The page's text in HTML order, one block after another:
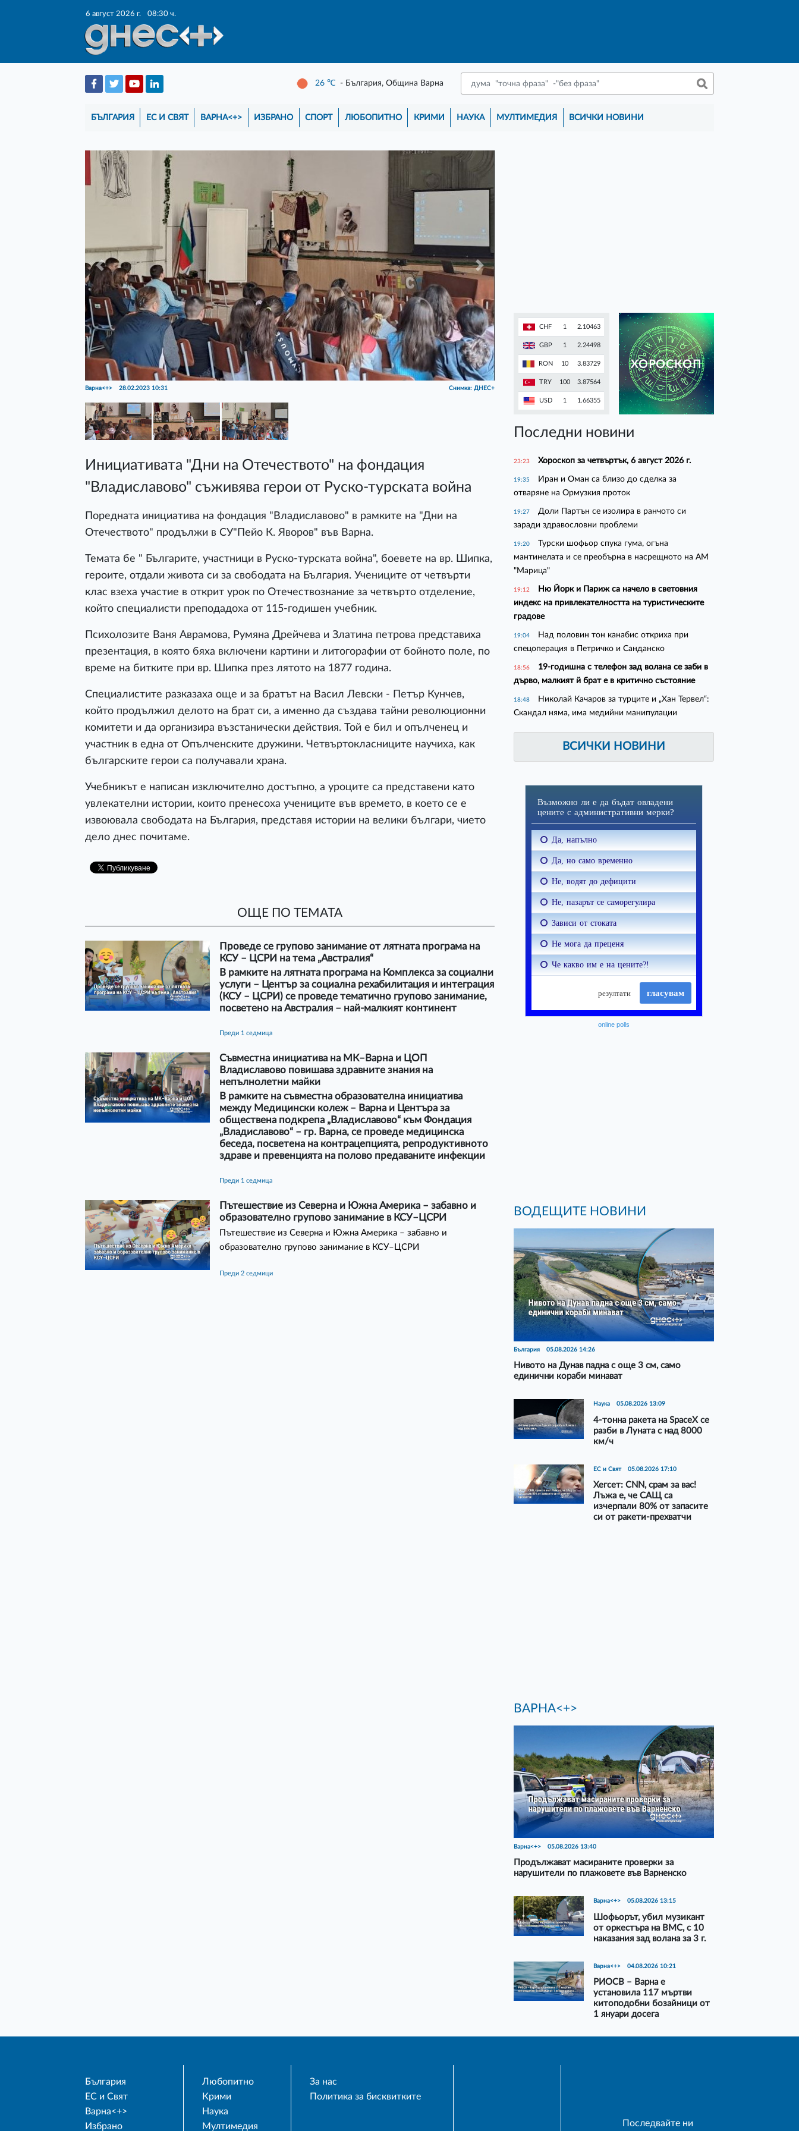
6 август 2026 г. 08:30 ч.
26 ℃ - България, Община Варна
БЪЛГАРИЯ ЕС И СВЯТ ВАРНА<+> ИЗБРАНО СПОРТ ЛЮБОПИТНО КРИМИ НАУКА МУЛТИМЕДИЯ ВСИЧКИ НОВИНИ
Previous Next
Варна<+> 28.02.2023 10:31 Снимка: ДНЕС+
Инициативата "Дни на Отечеството" на фондация
"Владиславово" съживява герои от Руско-турската война
Поредната инициатива на фондация "Владиславово" в рамките на "Дни на
Отечеството" продължи в СУ"Пейо К. Яворов" във Варна.
Темата бе " Българите, участници в Руско-турската война", боевете на вр. Шипка,
героите, отдали живота си за свободата на България. Учениците от четвърти
клас взеха участие в открит урок по Отечествознание за четвърто отделение,
който специалисти преподадоха от 115-годишен учебник.
Психолозите Ваня Аврамова, Румяна Дрейчева и Златина петрова представиха
презентация, в която бяха включени картини и литогорафии от бойното поле, по
време на битките при вр. Шипка през лятото на 1877 година.
Специалистите разказаха още и за братът на Васил Левски - Петър Кунчев,
който продължил делото на брат си, а именно да създава тайни революционни
комитети и да организира възстанически действия. Той е бил и опълченец и
участник в една от Опълченските дружини. Четвъртокласниците научиха, как
българските герои са получавали храна.
Учебникът е написан изключително достъпно, а уроците са представени като
увлекателни истории, които пренесоха учениците във времето, в което се е
извоювала свободата на България, представя истории на велики българи, чието
дело днес почитаме.
ОЩЕ ПО ТЕМАТА
Проведе се групово занимание от лятната програма на
КСУ – ЦСРИ на тема „Австралия“
В рамките на лятната програма на Комплекса за социални
услуги – Център за социална рехабилитация и интеграция
(КСУ – ЦСРИ) се проведе тематично групово занимание,
посветено на Австралия – най-малкият континент
преди 1 седмица
Съвместна инициатива на МК–Варна и ЦОП
Владиславово повишава здравните знания на
непълнолетни майки
В рамките на съвместна образователна инициатива
между Медицински колеж – Варна и Центъра за
обществена подкрепа „Владиславово“ към Фондация
„Владиславово“ – гр. Варна, се проведе медицинска
беседа, посветена на контрацепцията, репродуктивното
здраве и превенцията на полово предаваните инфекции
преди 1 седмица
Пътешествие из Северна и Южна Америка – забавно и
образователно групово занимание в КСУ–ЦСРИ
Пътешествие из Северна и Южна Америка – забавно и
образователно групово занимание в КСУ–ЦСРИ
преди 2 седмици
CHF 1 2.10463
GBP 1 2.24498
RON 10 3.83729
TRY 100 3.87564
USD 1 1.66355
ХОРОСКОП
Последни новини
23:23 Хороскоп за четвъртък, 6 август 2026 г.
19:35
Иран и Оман са близо до сделка за
отваряне на Ормузкия проток
19:27
Доли Партън се изолира в ранчото си
заради здравословни проблеми
19:20
Турски шофьор спука гума, огъна
мантинелата и се преобърна в насрещното на АМ
"Марица"
19:12
Ню Йорк и Париж са начело в световния
индекс на привлекателността на туристическите
градове
19:04
Над половин тон канабис откриха при
спецоперация в Петричко и Санданско
18:56
19-годишна с телефон зад волана се заби в
дърво, малкият й брат е в критично състояние
18:48
Николай Качаров за турците и „Хан Тервел“:
Скандал няма, има медийни манипулации
ВСИЧКИ НОВИНИ
online polls
ВОДЕЩИТЕ НОВИНИ
България 05.08.2026 14:26
Нивото на Дунав падна с още 3 см, само
единични кораби минават
Наука 05.08.2026 13:09
4-тонна ракета на SpaceX се
разби в Луната с над 8000
км/ч
ЕС и Свят 05.08.2026 17:10
Хегсет: CNN, срам за вас!
Лъжа е, че САЩ са
изчерпали 80% от запасите
си от ракети-прехватчи
ВАРНА<+>
Варна<+> 05.08.2026 13:40
Продължават масираните проверки за
нарушители по плажовете във Варненско
Варна<+> 05.08.2026 13:15
Шофьорът, убил музикант
от оркестъра на ВМС, с 10
наказания зад волана за 3 г.
Варна<+> 04.08.2026 10:21
РИОСВ – Варна е
установила 117 мъртви
китоподобни бозайници от
1 януари досега
България
ЕС и Свят
Варна<+>
Избрано
Любопитно
Крими
Наука
Мултимедия
За нас
Политика за бисквитките
Последвайте ни